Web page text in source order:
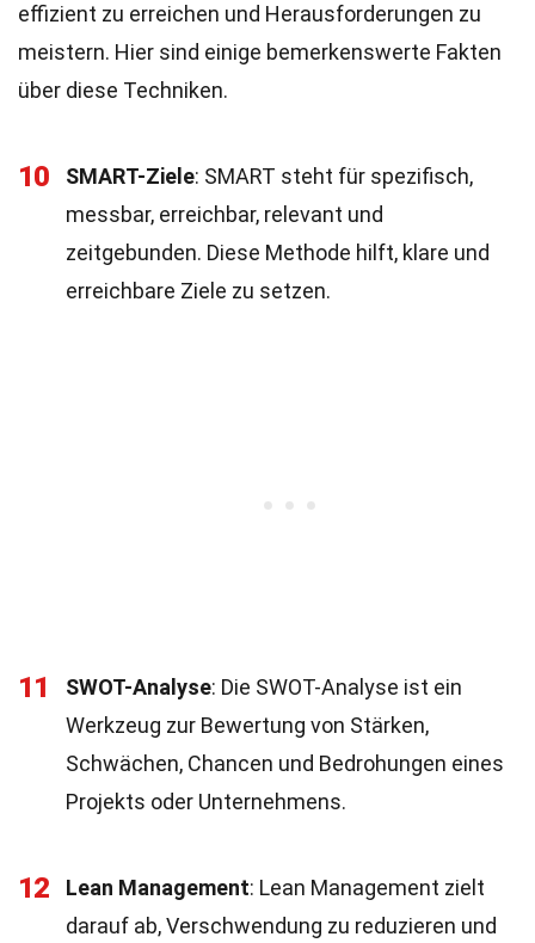
effizient zu erreichen und Herausforderungen zu
meistern. Hier sind einige bemerkenswerte Fakten
über diese Techniken.
10 SMART-Ziele: SMART steht für spezifisch,
messbar, erreichbar, relevant und
zeitgebunden. Diese Methode hilft, klare und
erreichbare Ziele zu setzen.
11 SWOT-Analyse: Die SWOT-Analyse ist ein
Werkzeug zur Bewertung von Stärken,
Schwächen, Chancen und Bedrohungen eines
Projekts oder Unternehmens.
12 Lean Management: Lean Management zielt
darauf ab, Verschwendung zu reduzieren und